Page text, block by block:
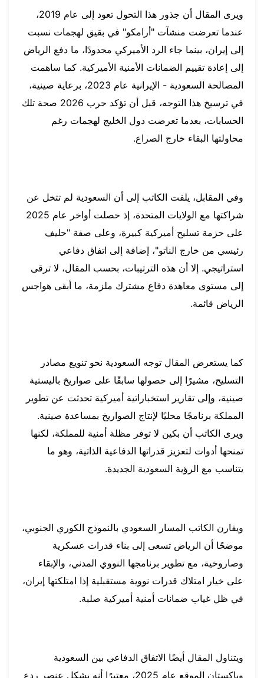
ويرى المقال أن جذور هذا التحول تعود إلى عام 2019،
عندما تعرضت منشآت "أرامكو" في بقيق لهجمات نسبت
إلى إيران، بينما جاء الرد الأميركي محدودًا، ما دفع الرياض
إلى إعادة تقييم الضمانات الأمنية الأميركية. كما ساهمت
المصالحة السعودية - الإيرانية عام 2023، برعاية صينية،
في ترسيخ هذا التوجه، قبل أن تؤكد حرب 2026 صحة تلك
الحسابات، بعدما تعرضت دول الخليج لهجمات رغم
محاولتها البقاء خارج الصراع.
وفي المقابل، يلفت الكاتب إلى أن السعودية لم تتخل عن
شراكتها مع الولايات المتحدة، إذ حصلت أواخر عام 2025
على حزمة تسليح أميركية كبيرة، وعلى صفة "حليف
رئيسي من خارج الناتو"، إضافة إلى اتفاق دفاعي
استراتيجي. إلا أن هذه الترتيبات، بحسب المقال، لا ترقى
إلى مستوى معاهدة دفاع مشترك ملزمة، ما أبقى هواجس
الرياض قائمة.
كما يستعرض المقال توجه السعودية نحو تنويع مصادر
التسليح، مشيرًا إلى حصولها سابقًا على صواريخ باليستية
صينية، وإلى تقارير استخباراتية أميركية تحدثت عن تطوير
المملكة برنامجًا محليًا لإنتاج الصواريخ بمساعدة صينية.
ويرى الكاتب أن بكين لا توفر مظلة أمنية للمملكة، لكنها
تمنحها أدوات لتعزيز قدراتها الدفاعية الذاتية، وهو ما
يتناسب مع الرؤية السعودية الجديدة.
ويقارن الكاتب المسار السعودي بالنموذج الكوري الجنوبي،
موضحًا أن الرياض تسعى إلى بناء قدرات عسكرية
وصاروخية، مع تطوير برنامجها النووي المدني، والإبقاء
على خيار امتلاك قدرات نووية مستقبلية إذا امتلكتها إيران،
في ظل غياب ضمانات أمنية أميركية صلبة.
ويتناول المقال أيضًا الاتفاق الدفاعي بين السعودية
وباكستان الموقع عام 2025، معتبرًا أنه يشكل عنصر ردع